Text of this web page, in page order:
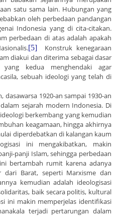
satu sama lain. Hubungan yang
oleh perbedaan pandangan
Indonesia yang di cita-citakan.
perbedaan di atas adalah apakah
[5] Konstruk kenegaraan
diakui dan diterima sebagai dasar
yang kedua menghendaki agar
sebuah ideologi yang telah di
1920-an sampai 1930-an
sejarah modern Indonesia. Di
berkembang yang kemudian
keagamaan, hingga akhirnya
diperdebatkan di kalangan kaum
ini mengakibatkan, makin
panji Islam, sehingga perbedaan
bertambah rumit karena adanya
dari Barat, seperti Marxisme dan
kemudian adalah ideologisasi
baik secara politis, kultural
ini makin memperjelas identifikasi
terjadi pertarungan dalam